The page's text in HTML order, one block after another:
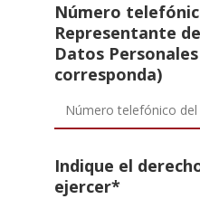
Número
Representante
Datos
corresponda)
Indique el
ejercer*